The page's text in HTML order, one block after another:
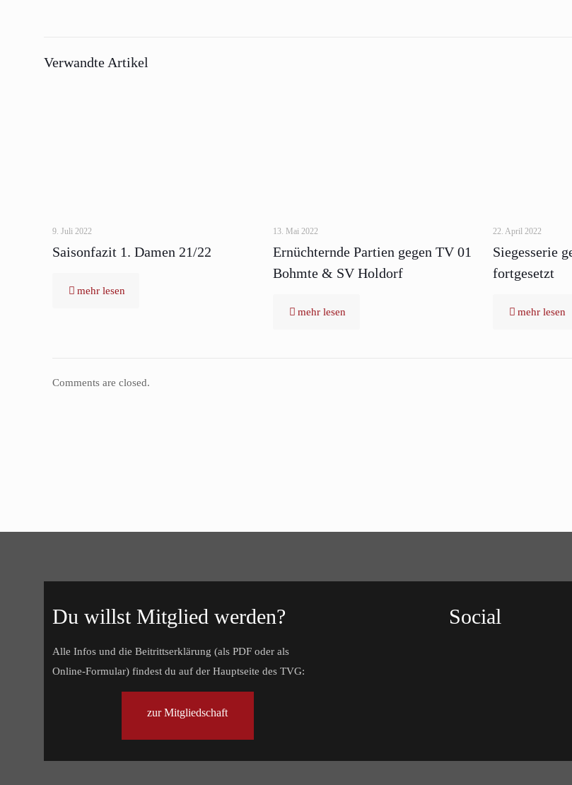
Verwandte Artikel
9. Juli 2022
Saisonfazit 1. Damen 21/22
mehr lesen
13. Mai 2022
Ernüchternde Partien gegen TV 01
Bohmte & SV Holdorf
mehr lesen
22. April 2022
Siegesserie
fortgesetzt
mehr lesen
Comments are closed.
Du willst Mitglied werden?
Alle Infos und die Beitrittserklärung (als PDF oder als
Online-Formular) findest du auf der Hauptseite des TVG:
zur Mitgliedschaft
Social